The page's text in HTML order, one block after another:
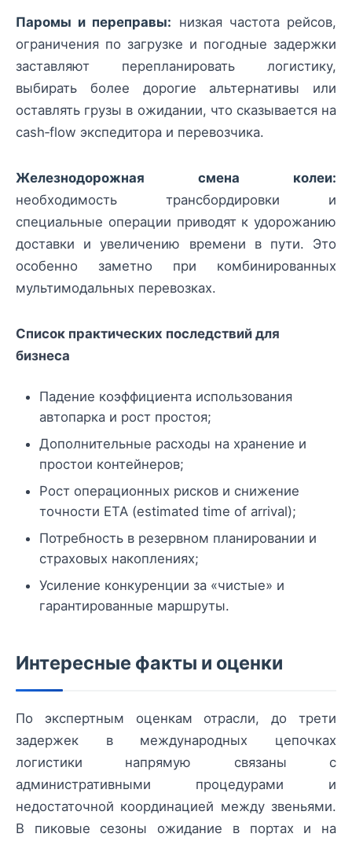
Паромы и переправы: низкая частота рейсов,
ограничения по загрузке и погодные задержки
заставляют перепланировать логистику,
выбирать более дорогие альтернативы или
оставлять грузы в ожидании, что сказывается на
cash‑flow экспедитора и перевозчика.
Железнодорожная смена колеи:
необходимость трансбордировки и
специальные операции приводят к удорожанию
доставки и увеличению времени в пути. Это
особенно заметно при комбинированных
мультимодальных перевозках.
Список практических последствий для
бизнеса
Падение коэффициента использования
автопарка и рост простоя;
Дополнительные расходы на хранение и
простои контейнеров;
Рост операционных рисков и снижение
точности ETA (estimated time of arrival);
Потребность в резервном планировании и
страховых накоплениях;
Усиление конкуренции за «чистые» и
гарантированные маршруты.
Интересные факты и оценки
По экспертным оценкам отрасли, до трети
задержек в международных цепочках
логистики напрямую связаны с
административными процедурами и
недостаточной координацией между звеньями.
В пиковые сезоны ожидание в портах и на